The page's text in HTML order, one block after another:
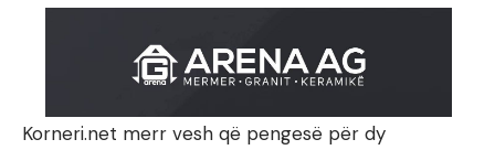
Korneri.net merr vesh që pengesë për dy